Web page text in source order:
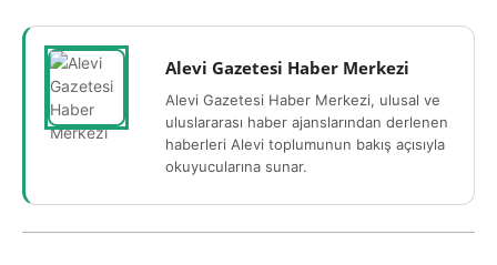
Alevi Gazetesi Haber Merkezi
Alevi Gazetesi Haber Merkezi, ulusal ve
uluslararası haber ajanslarından derlenen
haberleri Alevi toplumunun bakış açısıyla
okuyucularına sunar.